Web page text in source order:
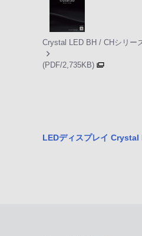
Crystal LED BH / CHシリー
(PDF/2,735KB)
LEDディスプレイ Crystal